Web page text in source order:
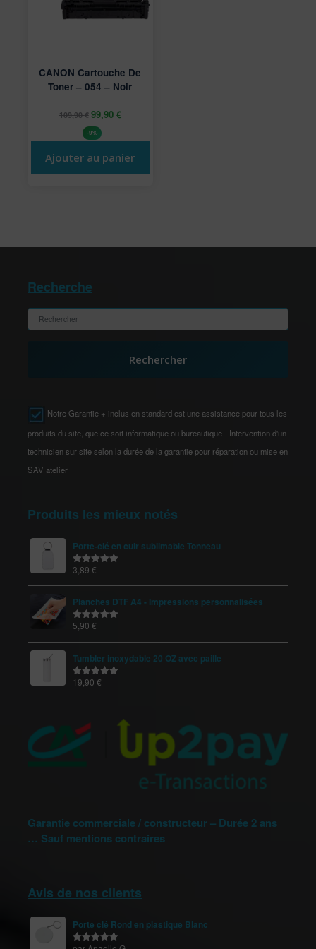
CANON Cartouche De
Toner – 054 – Noir
109,90€ 99,90 €
-9%
Ajouter au panier
Recherche
Rechercher
Notre Garantie + inclus en standard est une assistance pour tous les
produits du site, que ce soit informatique ou bureautique - Intervention d'un
technicien sur site selon la durée de la garantie pour réparation ou mise en
SAV atelier
Produits les mieux notés
Porte-clé en cuir sublimable Tonneau
Note5.00
3,89 €
Planches DTF A4 - Impressions personnalisées
Note5.00
5,90 €
Tumbler inoxydable 20 OZ avec paille
Note5.00
19,90 €
Garantie commerciale / constructeur – Durée 2 ans
… Sauf mentions contraires
Avis de nos clients
Porte clé Rond en plastique Blanc